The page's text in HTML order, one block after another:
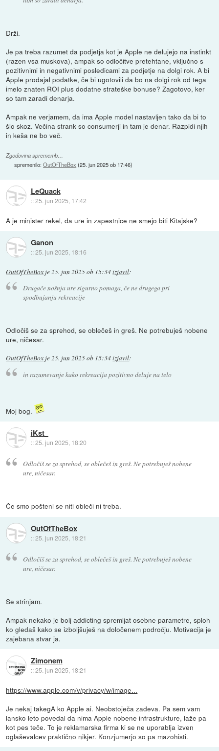
Drži.
Je pa treba razumet da podjetja kot je Apple ne delujejo na instinkt
(razen vsa muskova), ampak so odločitve pretehtane, vključno s
pozitivnimi in negativnimi posledicami za podjetje na dolgi rok. A bi
Apple prodajal podatke, če bi ugotovili da bo na dolgi rok od tega
imelo znaten ROI plus dodatne strateške bonuse? Zagotovo, ker
so tam zaradi denarja.
Ampak ne verjamem, da ima Apple model nastavljen tako da bi to
šlo skoz. Večina strank so consumerji in tam je denar. Razpidi njih
in keša ne bo več.
Zgodovina sprememb…
spremenilo:OutOfTheBox (25. jun 2025 ob 17:46)
LeQuack
::25. jun 2025, 17:42
A je minister rekel, da ure in zapestnice ne smejo biti Kitajske?
Ganon
::25. jun 2025, 18:16
OutOfTheBox je25. jun 2025 ob 15:34izjavil:
Drugače nošnja ure sigurno pomaga, če ne drugega pri
spodbujanju rekreacije
Odločiš se za sprehod, se oblečeš in greš. Ne potrebuješ nobene
ure, ničesar.
OutOfTheBox je25. jun 2025 ob 15:34izjavil:
in razumevanje kako rekreacija pozitivno deluje na telo
Moj bog.
iKst_
::25. jun 2025, 18:20
Odločiš se za sprehod, se oblečeš in greš. Ne potrebuješ nobene
ure, ničesar.
Če smo pošteni se niti obleči ni treba.
OutOfTheBox
::25. jun 2025, 18:21
Odločiš se za sprehod, se oblečeš in greš. Ne potrebuješ nobene
ure, ničesar.
Se strinjam.
Ampak nekako je bolj addicting spremljat osebne parametre, sploh
ko gledaš kako se izboljšuješ na določenem področju. Motivacija je
zajebana stvar ja.
Zimonem
::25. jun 2025, 18:21
https://www.apple.com/v/privacy/w/image...
Je nekaj takegA ko Apple ai. Neobstoječa zadeva. Pa sem vam
lansko leto povedal da nima Apple nobene infrastrukture, laže pa
kot pes teče. To je reklamarska firma ki se ne uporablja izven
oglaševalcev praktično nikjer. Konzjumerjo so pa mazohisti.